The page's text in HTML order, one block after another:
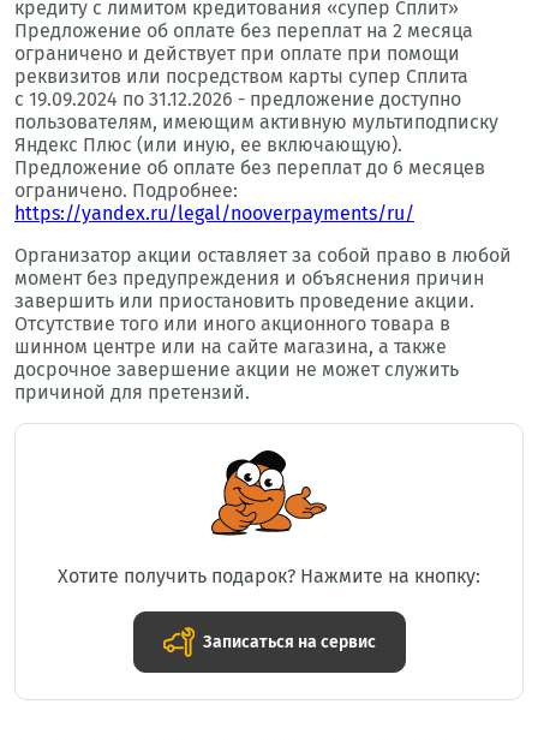
кредиту с лимитом кредитования «супер Сплит»
Предложение об оплате без переплат на 2 месяца
ограничено и действует при оплате при помощи
реквизитов или посредством карты супер Сплита
с 19.09.2024 по 31.12.2026 - предложение доступно
пользователям, имеющим активную мультиподписку
Яндекс Плюс (или иную, ее включающую).
Предложение об оплате без переплат до 6 месяцев
ограничено. Подробнее:
https://yandex.ru/legal/nooverpayments/ru/
Организатор акции оставляет за собой право в любой
момент без предупреждения и объяснения причин
завершить или приостановить проведение акции.
Отсутствие того или иного акционного товара в
шинном центре или на сайте магазина, а также
досрочное завершение акции не может служить
причиной для претензий.
Хотите получить подарок? Нажмите на кнопку:
Записаться на сервис